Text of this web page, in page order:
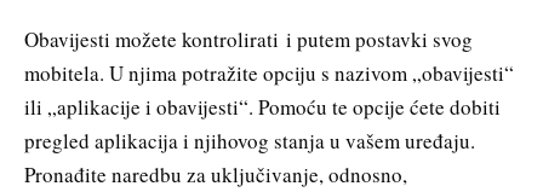
Obavijesti možete kontrolirati i putem postavki svog
mobitela. U njima potražite opciju s nazivom „obavijesti“
ili „aplikacije i obavijesti“. Pomoću te opcije ćete dobiti
pregled aplikacija i njihovog stanja u vašem uređaju.
Pronađite naredbu za uključivanje, odnosno,